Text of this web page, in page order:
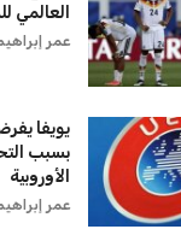
العالمي
عمر
يويفا
بسبب
الأوروبية
عمر